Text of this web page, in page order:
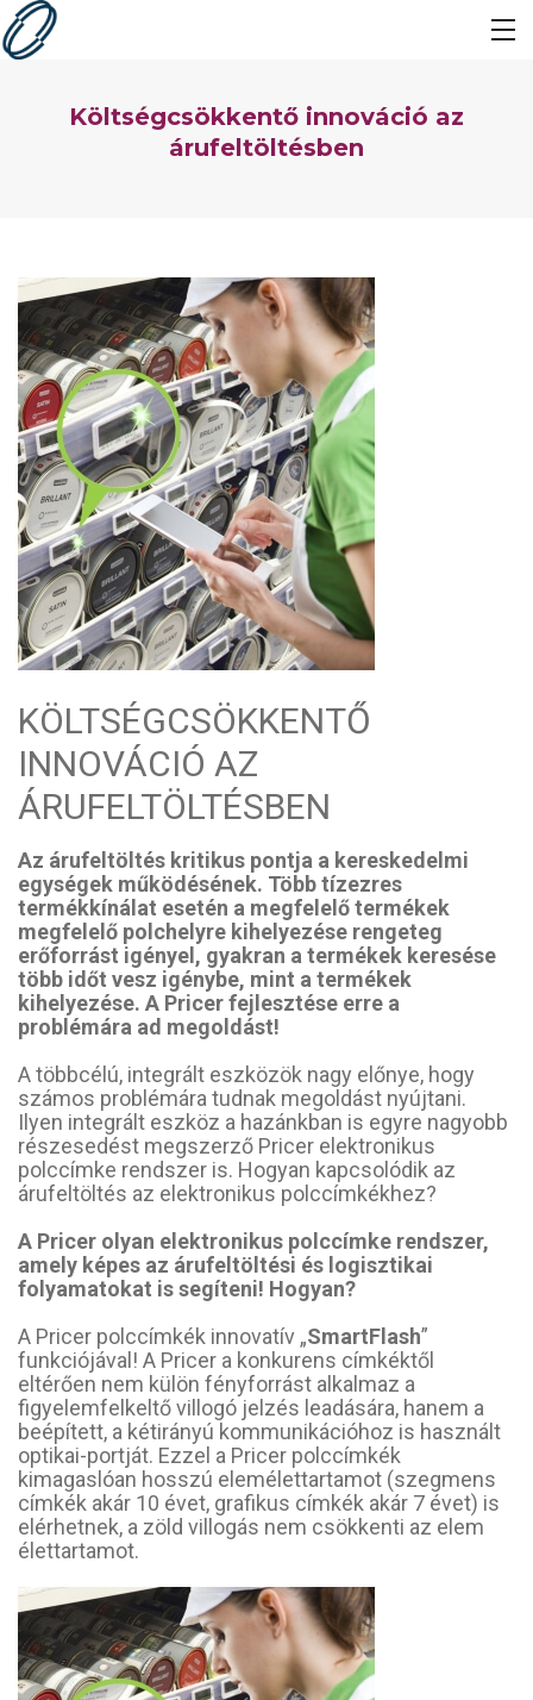
Költségcsökkentő innováció az
árufeltöltésben
KÖLTSÉGCSÖKKENTŐ
INNOVÁCIÓ AZ
ÁRUFELTÖLTÉSBEN
Az árufeltöltés kritikus pontja a kereskedelmi
egységek működésének. Több tízezres
termékkínálat esetén a megfelelő termékek
megfelelő polchelyre kihelyezése rengeteg
erőforrást igényel, gyakran a termékek keresése
több időt vesz igénybe, mint a termékek
kihelyezése. A Pricer fejlesztése erre a
problémára ad megoldást!
A többcélú, integrált eszközök nagy előnye, hogy
számos problémára tudnak megoldást nyújtani.
Ilyen integrált eszköz a hazánkban is egyre nagyobb
részesedést megszerző Pricer elektronikus
polccímke rendszer is. Hogyan kapcsolódik az
árufeltöltés az elektronikus polccímkékhez?
A Pricer olyan elektronikus polccímke rendszer,
amely képes az árufeltöltési és logisztikai
folyamatokat is segíteni! Hogyan?
A Pricer polccímkék innovatív „SmartFlash”
funkciójával! A Pricer a konkurens címkéktől
eltérően nem külön fényforrást alkalmaz a
figyelemfelkeltő villogó jelzés leadására, hanem a
beépített, a kétirányú kommunikációhoz is használt
optikai-portját. Ezzel a Pricer polccímkék
kimagaslóan hosszú elemélettartamot (szegmens
címkék akár 10 évet, grafikus címkék akár 7 évet) is
elérhetnek, a zöld villogás nem csökkenti az elem
élettartamot.